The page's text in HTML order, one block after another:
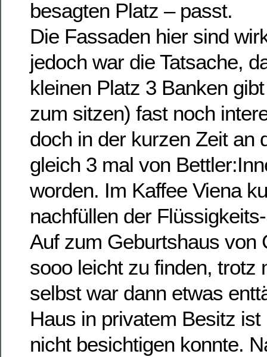
besagten Platz – passt.
Die Fassaden hier sind
jedoch war die Tatsache,
kleinen Platz 3 Banken
zum sitzen) fast noch
doch in der kurzen Zeit an
gleich 3 mal von
worden. Im Kaffee Viena
nachfüllen der
Auf zum Geburtshaus von
sooo leicht zu finden, trotz
selbst war dann etwas
Haus in privatem Besitz
nicht besichtigen konnte.